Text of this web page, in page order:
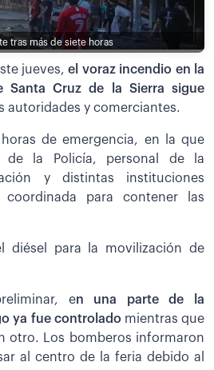
tras más de siete horas
jueves,el voraz incendio en la
Santa Cruz de la Sierra sigue
autoridades y comerciantes.
de emergencia, en la que
de la Policía, personal de la
y distintas instituciones
para contener las
diésel para la movilización de
en una parte de la
ya fue controladomientras que
otro. Los bomberos informaron
al centro de la feria debido al